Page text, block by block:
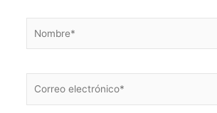
electrónico*